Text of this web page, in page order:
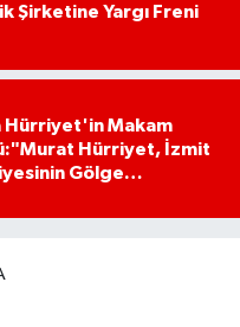
Şirketine Yargı Freni
Hürriyet'in Makam
Hürriyet, İzmit
Gölge